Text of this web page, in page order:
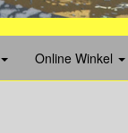
Online Winkel